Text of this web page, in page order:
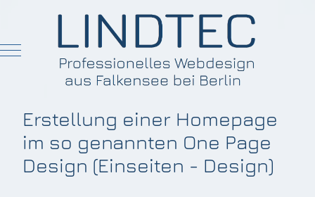
Mobile Menu Toggle
Erstellung einer Homepage
im so genannten One Page
Design (Einseiten - Design)